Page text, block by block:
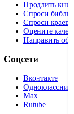
Продлить книгу
Спроси
Спроси
Оцените
Направить
Соцсети
Вконтакте
Одноклассники
Max
Rutube